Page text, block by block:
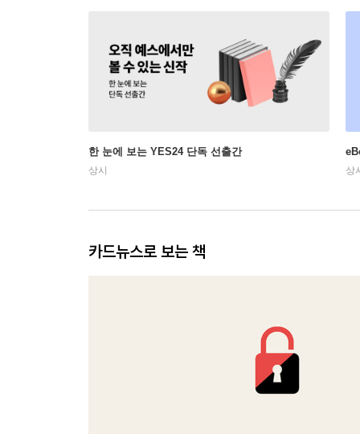
한 눈에 보는 YES24 단독 선출간
상시 상
카드뉴스로 보는 책